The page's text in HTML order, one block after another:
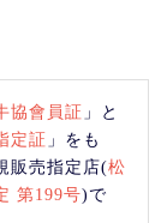
協會員証 」と
定証 」をも
販売指定店(松
第199号)で